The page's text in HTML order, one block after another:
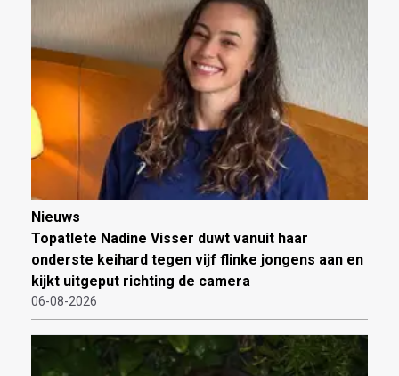
Nieuws
Topatlete Nadine Visser duwt vanuit haar
onderste keihard tegen vijf flinke jongens aan en
kijkt uitgeput richting de camera
06-08-2026